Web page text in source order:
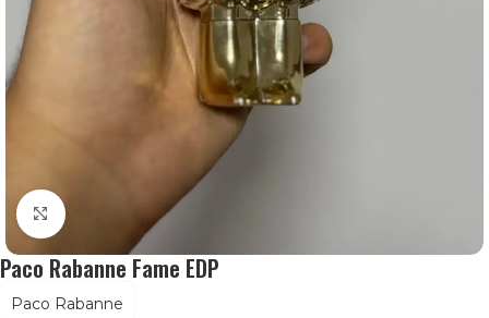
Agrandir
Paco Rabanne Fame EDP
Paco Rabanne